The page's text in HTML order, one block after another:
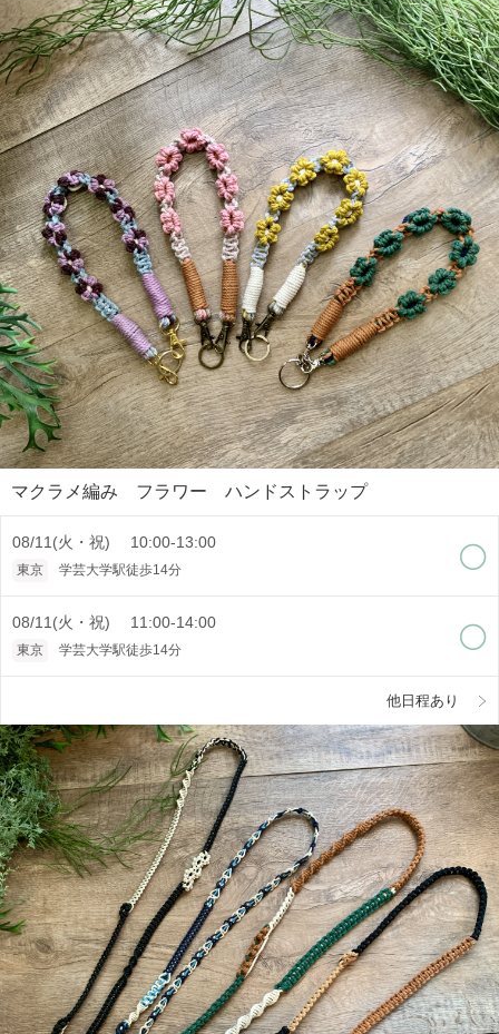
マクラメ編み フラワー ハンドストラップ
08/11(火・祝) 10:00-13:00
東京 学芸大学駅徒歩14分
08/11(火・祝) 11:00-14:00
東京 学芸大学駅徒歩14分
他日程あり